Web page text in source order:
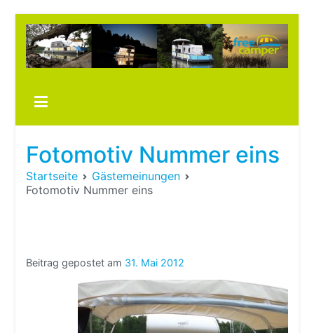
Inhalt
springen
Fotomotiv Nummer eins
Startseite
Gästemeinungen
Fotomotiv Nummer eins
Beitrag gepostet am 31. Mai 2012